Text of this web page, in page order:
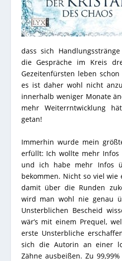
dass sich
die Gespräche im Kreis
Gezeitenfürsten leben
es ist daher wohl nicht
innerhalb weniger Monate
mehr Weiterrntwicklung
getan!
Immerhin wurde mein
erfüllt: Ich wollte mehr Infos
und ich habe mehr Infos
bekommen. Nicht so viel
damit über die Runden
wird man wohl nie genau
Unsterblichen Bescheid
wär’s mit einem Prequel,
erste Unsterbliche
sich die Autorin an einer
Zähne ausbeißen. Zu